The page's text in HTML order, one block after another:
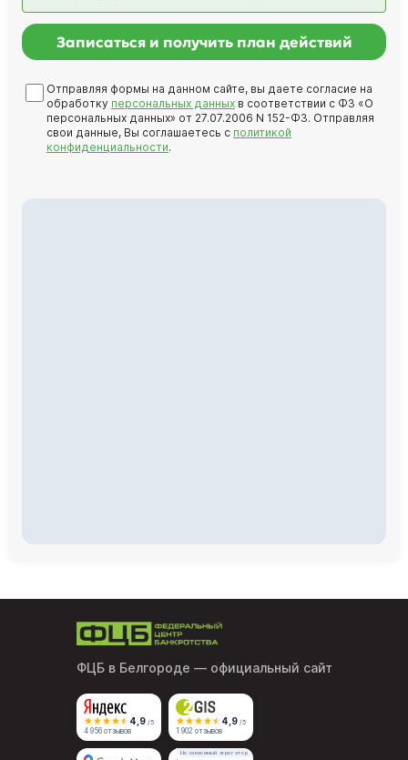
Записаться и получить план действий
Отправляя формы на данном сайте, вы даете согласие на
обработку персональных данных в соответствии с ФЗ «О
персональных данных» от 27.07.2006 N 152-ФЗ. Отправляя
свои данные, Вы соглашаетесь с политикой
конфиденциальности.
ФЦБ в Белгороде — официальный сайт
4,9 /5
4 956 отзывов
4,9 /5
1 902 отзывов
Независимый агрегатор